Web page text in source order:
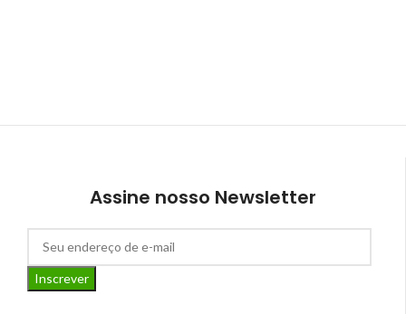
Assine nosso Newsletter